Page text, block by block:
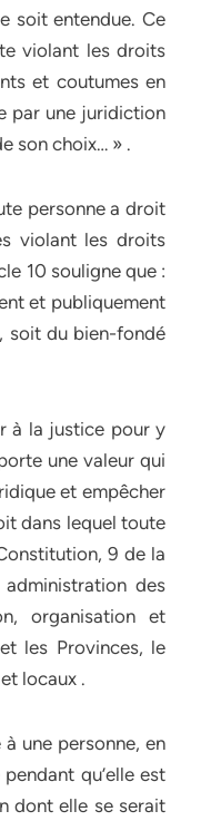
soit entendue. Ce
violant les droits
et coutumes en
par une juridiction
son choix… » .
personne a droit
violant les droits
10 souligne que :
et publiquement
soit du bien-fondé
à la justice pour y
une valeur qui
et empêcher
dans lequel toute
9 de la
des
organisation et
les Provinces, le
locaux .
une personne, en
qu’elle est
dont elle se serait